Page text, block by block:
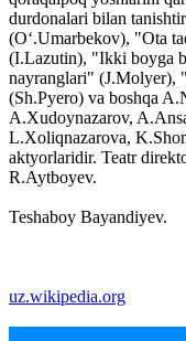
durdonalari bilan
(Oʻ.Umarbekov), "Ota
(I.Lazutin), "Ikki boyga
nayranglari"
(Sh.Pyero) va boshqa
A.Xudoynazarov,
L.Xoliqnazarova,
aktyorlaridir. Teatr
R.Aytboyev.
Teshaboy Bayandiyev.
uz.wikipedia.org